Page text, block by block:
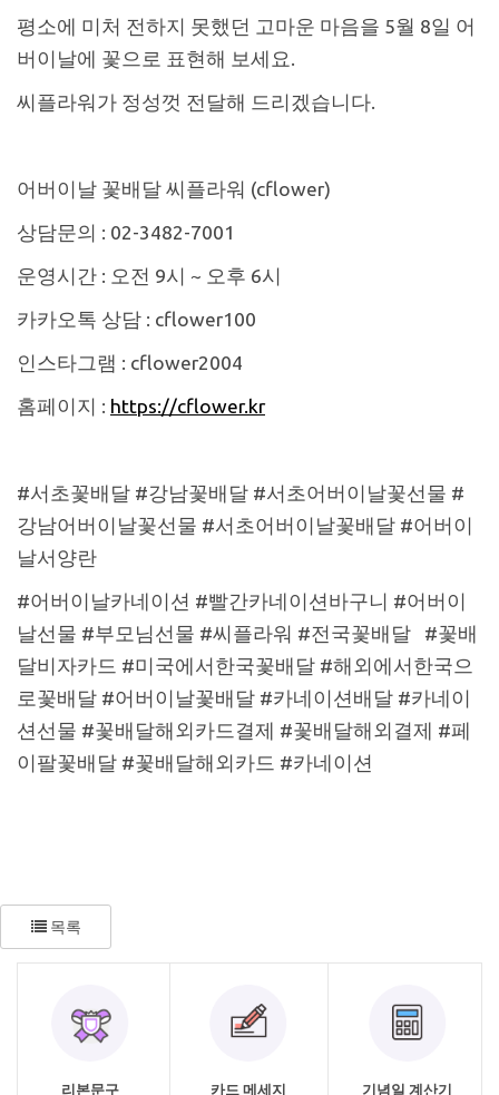
평소에 미처 전하지 못했던 고마운 마음을 5월 8일 어
버이날에 꽃으로 표현해 보세요.
씨플라워가 정성껏 전달해 드리겠습니다.
어버이날 꽃배달 씨플라워 (cflower)
상담문의 : 02-3482-7001
운영시간 : 오전 9시 ~ 오후 6시
카카오톡 상담 : cflower100
인스타그램 : cflower2004
홈페이지 : https://cflower.kr
#서초꽃배달 #강남꽃배달 #서초어버이날꽃선물 #
강남어버이날꽃선물 #서초어버이날꽃배달 #어버이
날서양란
#어버이날카네이션 #빨간카네이션바구니 #어버이
날선물 #부모님선물 #씨플라워 #전국꽃배달 #꽃배
달비자카드 #미국에서한국꽃배달 #해외에서한국으
로꽃배달 #어버이날꽃배달 #카네이션배달 #카네이
션선물 #꽃배달해외카드결제 #꽃배달해외결제 #페
이팔꽃배달 #꽃배달해외카드 #카네이션
목록
리본문구 카드 메세지 기념일 계산기